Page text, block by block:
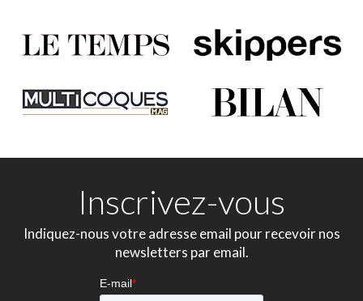
Inscrivez-vous
Indiquez-nous votre adresse email pour recevoir nos
newsletters par email.